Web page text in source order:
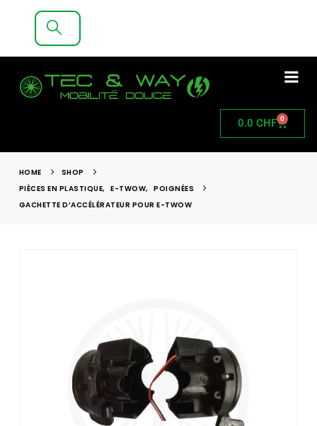
0.0CHF 0
HOME
SHOP
PIÈCES EN PLASTIQUE, E-TWOW,
POIGNÉES
GACHETTE D’ACCÉLÉRATEUR POUR E-TWOW
LIVRAISON GRATUITE A PARTIR DE 200CHF